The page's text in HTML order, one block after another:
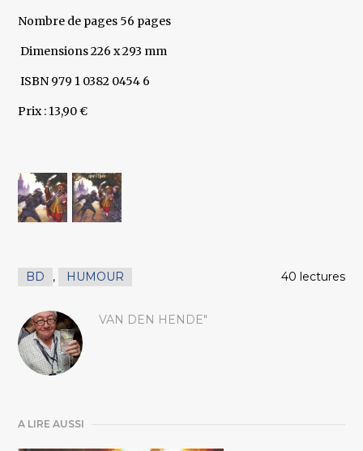
Nombre de pages 56 pages
Dimensions 226 x 293 mm
ISBN 979 1 0382 0454 6
Prix : 13,90 €
BD , HUMOUR 40 lectures
VAN DEN HENDE"
A LIRE AUSSI